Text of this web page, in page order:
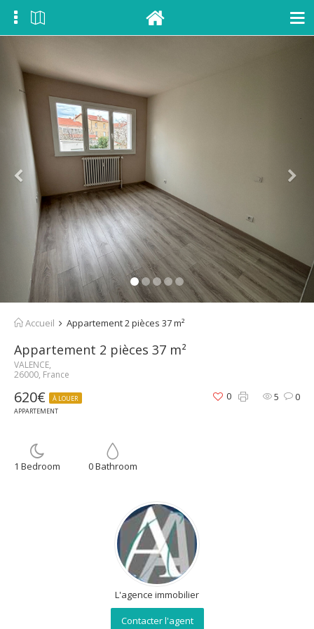
Accueil Appartement 2 pièces 37 m²
Appartement 2 pièces 37 m²
VALENCE,
26000, France
620€
À LOUER
APPARTEMENT
5 0
0
1 Bedroom 0 Bathroom
L'agence immobilier
Contacter l'agent